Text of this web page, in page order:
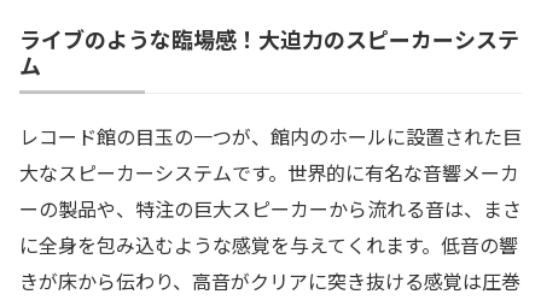
ライブのような臨場感！大迫力のスピーカーシステ
ム
レコード館の目玉の一つが、館内のホールに設置された巨
大なスピーカーシステムです。世界的に有名な音響メーカ
ーの製品や、特注の巨大スピーカーから流れる音は、まさ
に全身を包み込むような感覚を与えてくれます。低音の響
きが床から伝わり、高音がクリアに突き抜ける感覚は圧巻